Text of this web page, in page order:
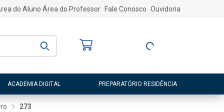
do Aluno Área do Professor Fale Conosco Ouvidoria
Entre ou Cadastre-
ACADEMIA DIGITAL PREPARATÓRIO RESIDÊNCIA
273